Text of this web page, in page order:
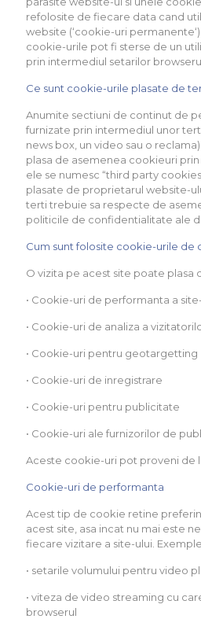
refolosite de fiecare data cand
website (‘cookie-uri
cookie-urile pot fi sterse de un
prin intermediul setarilor
Ce sunt cookie-urile plasate de
Anumite sectiuni de continut de
furnizate prin intermediul unor
news box, un video sau o
plasa de asemenea cookieuri
ele se numesc “third party
plasate de proprietarul website-
terti trebuie sa respecte de
politicile de confidentialitate ale
Cum sunt folosite cookie-urile de
O vizita pe acest site poate plasa
• Cookie-uri de performanta a
• Cookie-uri de analiza a
• Cookie-uri pentru geotargetting
• Cookie-uri de inregistrare
• Cookie-uri pentru publicitate
• Cookie-uri ale furnizorilor de
Aceste cookie-uri pot proveni de
Cookie-uri de performanta
Acest tip de cookie retine
acest site, asa incat nu mai este
fiecare vizitare a site-ului.
• setarile volumului pentru video
• viteza de video streaming cu
browserul